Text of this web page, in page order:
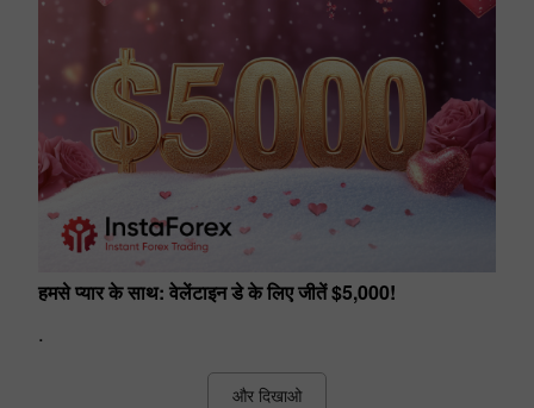
हमसे प्यार के साथ: वेलेंटाइन डे के लिए जीतें $5,000!
.
और दिखाओ